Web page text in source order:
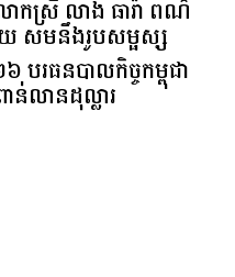
ស្រី លាង ធារ៉ា ពណ៌
សមនឹងរូបសម្ផស្ស
រធន​បាលកិច្ច​កម្ពុជា​
លាន​ដុល្លារ​